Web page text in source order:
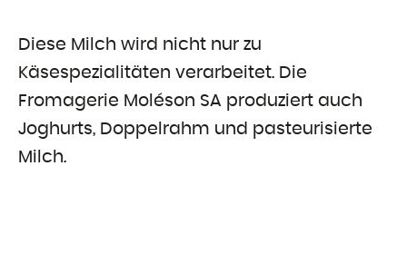
Diese Milch wird nicht nur zu
Käsespezialitäten verarbeitet. Die
Fromagerie Moléson SA produziert auch
Joghurts, Doppelrahm und pasteurisierte
Milch.